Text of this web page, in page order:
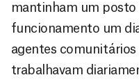
mantinham um posto
funcionamento um
agentes
trabalhavam